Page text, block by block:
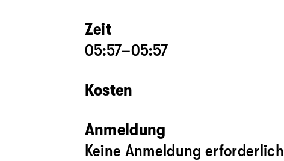
Zeit
05:57–05:57
Kosten
Anmeldung
Keine Anmeldung erforderlich